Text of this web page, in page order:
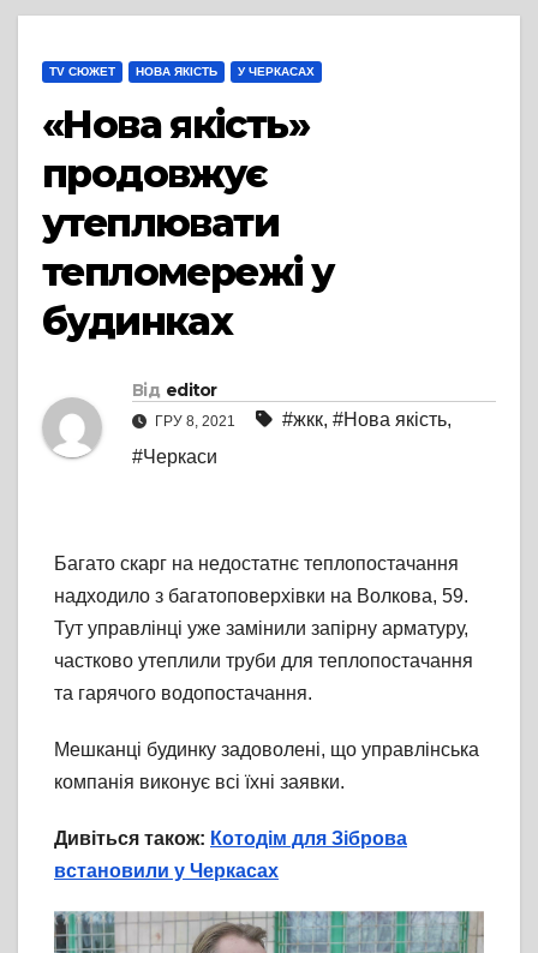
TV СЮЖЕТ НОВА ЯКІСТЬ У ЧЕРКАСАХ
«Нова якість»
продовжує
утеплювати
тепломережі у
будинках
Від editor
ГРУ 8, 2021 #жкк, #Нова якість,
#Черкаси
Багато скарг на недостатнє теплопостачання
надходило з багатоповерхівки на Волкова, 59.
Тут управлінці уже замінили запірну арматуру,
частково утеплили труби для теплопостачання
та гарячого водопостачання.
Мешканці будинку задоволені, що управлінська
компанія виконує всі їхні заявки.
Дивіться також: Котодім для Зіброва
встановили у Черкасах